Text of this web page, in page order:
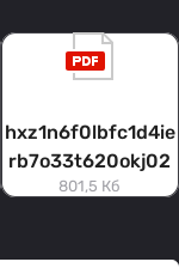
hxz1n6f0lbfc1d4ie
rb7o33t620okj02
801,5 Кб